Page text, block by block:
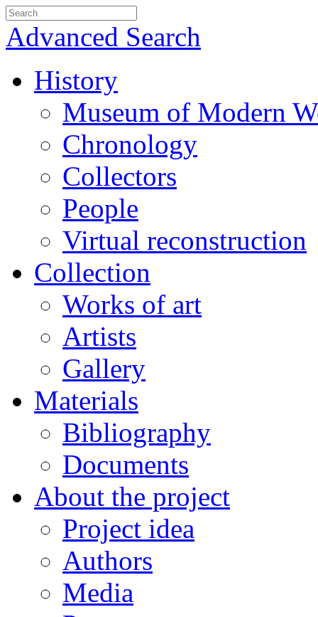
Advanced Search
History
Museum of Modern
Chronology
Collectors
People
Virtual reconstruction
Collection
Works of art
Artists
Gallery
Materials
Bibliography
Documents
About the project
Project idea
Authors
Media